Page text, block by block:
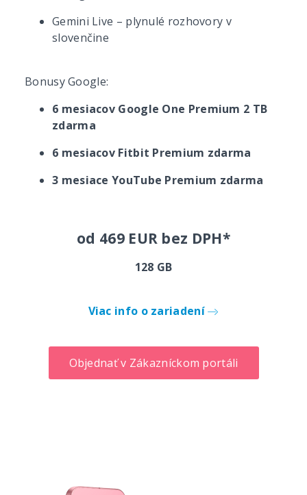
Gemini Live – plynulé rozhovory v
slovenčine
Bonusy Google:
6 mesiacov Google One Premium 2 TB
zdarma
6 mesiacov Fitbit Premium zdarma
3 mesiace YouTube Premium zdarma
od 469 EUR bez DPH*
128 GB
Viac info o zariadení
Objednať v Zákazníckom portáli